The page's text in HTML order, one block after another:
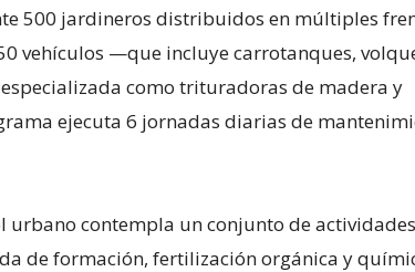
500 jardineros distribuidos en múltiples
vehículos —que incluye carrotanques,
como trituradoras de madera y
ejecuta 6 jornadas diarias de
contempla un conjunto de
de formación, fertilización orgánica y